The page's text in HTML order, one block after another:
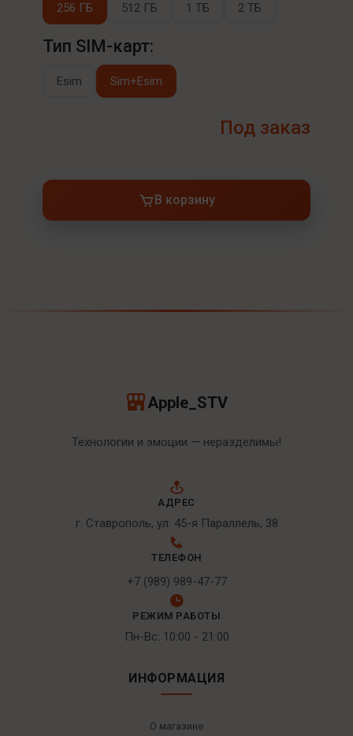
256 ГБ 512 ГБ 1 ТБ 2 ТБ
Тип SIM-карт:
Esim Sim+Esim
Под заказ
В корзину
Apple_STV
Технологии и эмоции — неразделимы!
АДРЕС
г. Ставрополь, ул. 45-я Параллель, 38
ТЕЛЕФОН
+7 (989) 989-47-77
РЕЖИМ РАБОТЫ
Пн-Вс: 10:00 - 21:00
ИНФОРМАЦИЯ
О магазине